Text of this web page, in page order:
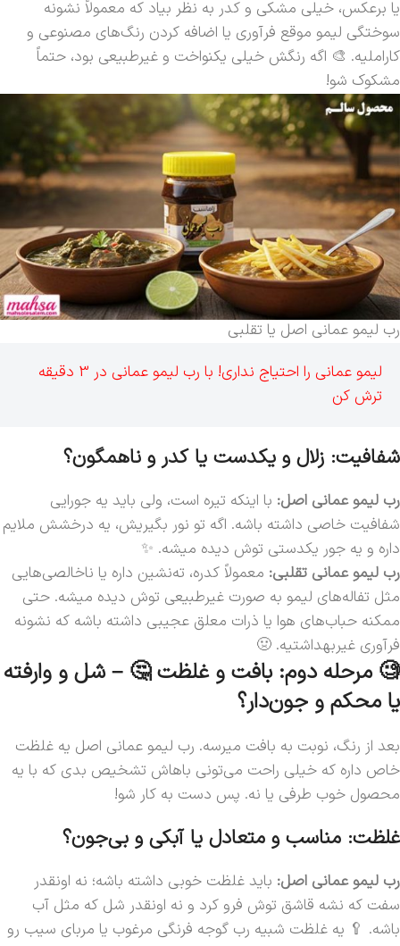
یا برعکس، خیلی مشکی و کدر به نظر بیاد که معمولاً نشونه
سوختگی لیمو موقع فرآوری یا اضافه کردن رنگ‌های مصنوعی و
کاراملیه. 🎨 اگه رنگش خیلی یکنواخت و غیرطبیعی بود، حتماً
مشکوک شو!
رب لیمو عمانی اصل یا تقلبی
لیمو عمانی را احتیاج نداری! با رب لیمو عمانی در 3 دقیقه
ترش کن
شفافیت: زلال و یکدست یا کدر و ناهمگون؟
رب لیمو عمانی اصل: با اینکه تیره است، ولی باید یه جورایی
شفافیت خاصی داشته باشه. اگه تو نور بگیریش، یه درخشش ملایم
داره و یه جور یکدستی توش دیده میشه. ✨
رب لیمو عمانی تقلبی: معمولاً کدره، ته‌نشین داره یا ناخالصی‌هایی
مثل تفاله‌های لیمو به صورت غیرطبیعی توش دیده میشه. حتی
ممکنه حباب‌های هوا یا ذرات معلق عجیبی داشته باشه که نشونه
فرآوری غیربهداشتیه. 🤢
🧐 مرحله دوم: بافت و غلظت 🤔 – شل و وارفته
یا محکم و جون‌دار؟
بعد از رنگ، نوبت به بافت میرسه. رب لیمو عمانی اصل یه غلظت
خاص داره که خیلی راحت می‌تونی باهاش تشخیص بدی که با یه
محصول خوب طرفی یا نه. پس دست به کار شو!
غلظت: مناسب و متعادل یا آبکی و بی‌جون؟
رب لیمو عمانی اصل: باید غلظت خوبی داشته باشه؛ نه اونقدر
سفت که نشه قاشق توش فرو کرد و نه اونقدر شل که مثل آب
باشه. 🥄 یه غلظت شبیه رب گوجه فرنگی مرغوب یا مربای سیب رو